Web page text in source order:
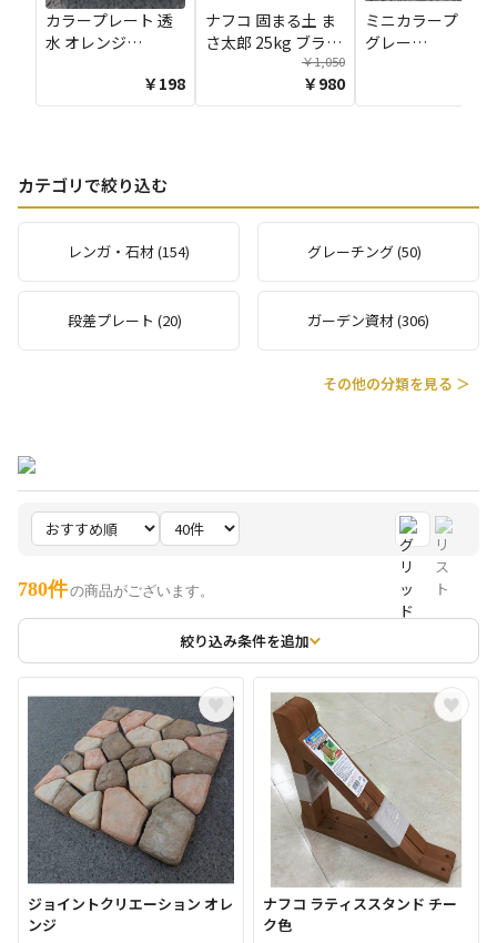
カラープレート 透
水 オレンジ
￥198
ナフコ 固まる土 ま
さ太郎 25kg ブラウ
￥1,050
￥980
ミニカラープレー
グレー
カテゴリで絞り込む
レンガ・石材 (154) グレーチング (50)
段差プレート (20) ガーデン資材 (306)
その他の分類を見る ＞
780件の商品がございます。
絞り込み条件を追加
ジョイントクリエーション オレ
ンジ
ナフコ ラティススタンド チー
ク色